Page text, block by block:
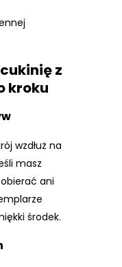
z
kroku
wzdłuż na
masz
ani
środek.